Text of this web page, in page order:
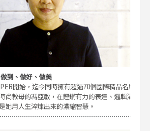
到、做好、做美
開始，迄今同時擁有超過70個國際精品名牌
尚教母的馮亞敏，在鏗鏘有力的表達、邏輯清
她用人生淬煉出來的濃縮智慧。